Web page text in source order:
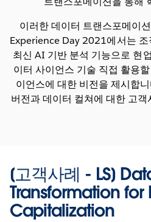
이러한 데이터 트랜스포메이
Experience Day 2021에서는
최신 AI 기반 분석 기능으로 현
이터 사이언스 기술 직접 활용
이언스에 대한 비전을 제시합
버전과 데이터 컬쳐에 대한 고
[고객사례 - LS]
Transformation for
Capitalization